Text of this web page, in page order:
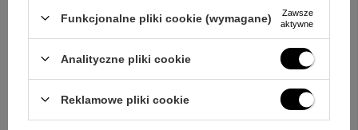
Wyślij
Funkcjonalne pliki cookie (wymagane)
Zawsze
aktywne
Analityczne pliki cookie
Reklamowe pliki cookie